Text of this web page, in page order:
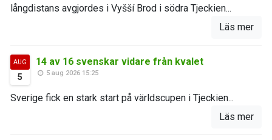
långdistans avgjordes i Vyšší Brod i södra Tjeckien...
Läs mer
AUG
5
14 av 16 svenskar vidare från kvalet
5 aug 2026 15:25
Sverige fick en stark start på världscupen i Tjeckien...
Läs mer